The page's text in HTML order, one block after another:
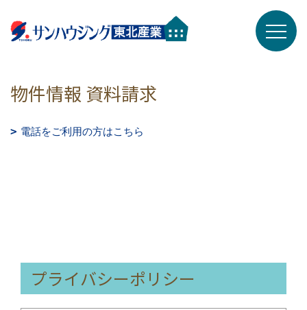
物件情報 資料請求
電話をご利用の方はこちら
プライバシーポリシー